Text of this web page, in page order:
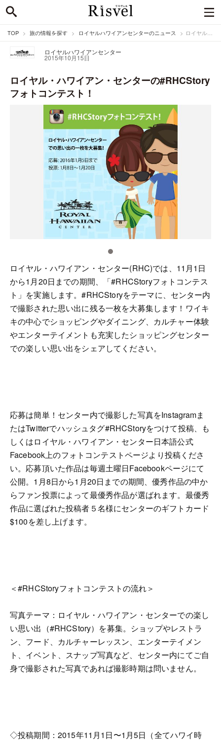
TOP 旅の情報を探す ロイヤルハワイアンセンターのニュース ロイヤル・ハワイアン・センターの#RHCStoryフォトコンテスト！
ロイヤルハワイアンセンター
2015年10月15日
ロイヤル・ハワイアン・センターの#RHCStory
フォトコンテスト！
ロイヤル・ハワイアン・センター(RHC)では、11月1日
から1月20日までの期間、「#RHCStoryフォトコンテス
ト」を実施します。#RHCStoryをテーマに、センター内
で撮影された思い出に残る一枚を大募集します！ワイキ
キの中心でショッピングやダイニング、カルチャー体験
やエンターテイメントも充実したショッピングセンター
での楽しい思い出をシェアしてください。
応募は簡単！センター内で撮影した写真をInstagramま
たはTwitterでハッシュタグ#RHCStoryをつけて投稿、も
しくはロイヤル・ハワイアン・センター日本語公式
Facebook上のフォトコンテストページより投稿くださ
い。応募頂いた作品は毎週土曜日Facebookページにて
公開。1月8日から1月20日までの期間、優秀作品の中か
らファン投票によって最優秀作品が選ばれます。最優秀
作品に選ばれた投稿者５名様にセンターのギフトカード
$100を差し上げます。
＜#RHCStoryフォトコンテストの流れ＞
写真テーマ：ロイヤル・ハワイアン・センターでの楽し
い思い出（#RHCStory）を募集。ショップやレストラ
ン、フード、カルチャーレッスン、エンターテイメン
ト、イベント、スナップ写真など、センター内にてご自
身で撮影された写真であれば撮影時期は問いません。
◇投稿期間：2015年11月1日〜1月5日（全てハワイ時